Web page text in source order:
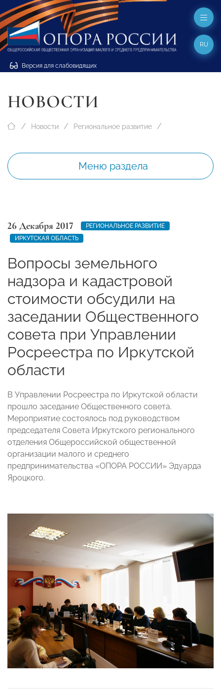
Версия для слабовидящих
RU
НОВОСТИ
Новости Региональное развитие
Меню раздела
26 Декабря 2017
РЕГИОНАЛЬНОЕ РАЗВИТИЕ
ИРКУТСКАЯ ОБЛАСТЬ
Вопросы земельного
надзора и кадастровой
стоимости обсудили на
заседании Общественного
совета при Управлении
Росреестра по Иркутской
области
В Управлении Росреестра по Иркутской области
прошло заседание Общественного совета.
Мероприятие состоялось под руководством
председателя Совета Иркутского регионального
отделения Общероссийской общественной
организации малого и среднего
предпринимательства «ОПОРА РОССИИ» Эдуарда
Яроцкого.